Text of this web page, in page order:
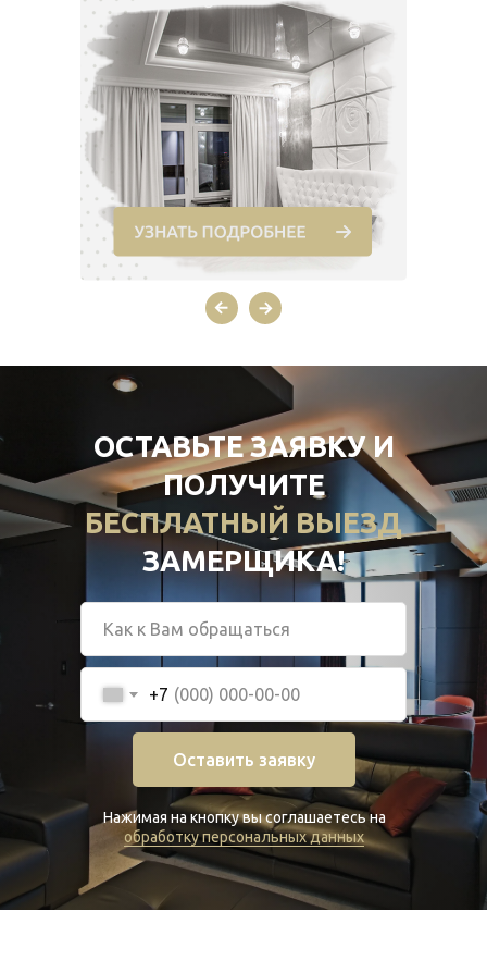
ОСТАВЬТЕ ЗАЯВКУ И
ПОЛУЧИТЕ
БЕСПЛАТНЫЙ ВЫЕЗД
ЗАМЕРЩИКА!
+7
Оставить заявку
Нажимая на кнопку вы соглашаетесь на
обработку персональных данных